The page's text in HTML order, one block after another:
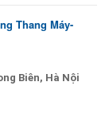
Thang Máy-
Biên, Hà Nội